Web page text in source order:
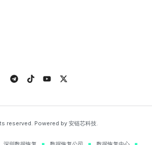
reserved. Powered by 安链芯科技.